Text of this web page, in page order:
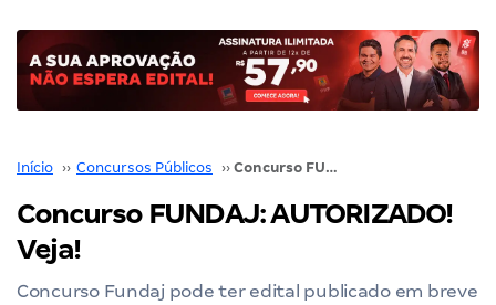
Início ›› Concursos Públicos ›› Concurso FUNDAJ: AUTORIZADO! Veja!
Concurso FUNDAJ: AUTORIZADO!
Veja!
Concurso Fundaj pode ter edital publicado em breve